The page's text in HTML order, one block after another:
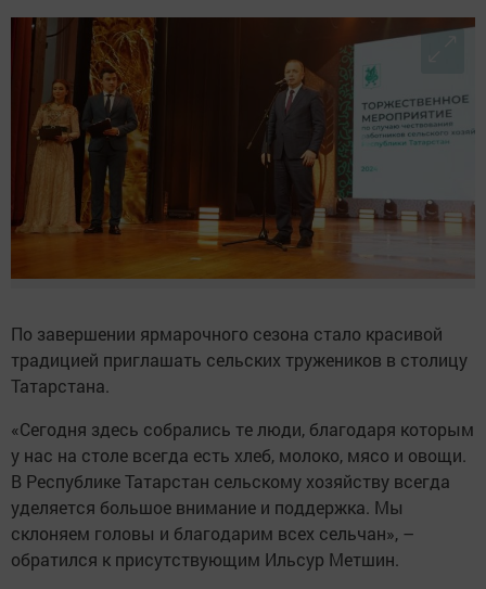
По завершении ярмарочного сезона стало красивой
традицией приглашать сельских тружеников в столицу
Татарстана.
«Сегодня здесь собрались те люди, благодаря которым
у нас на столе всегда есть хлеб, молоко, мясо и овощи.
В Республике Татарстан сельскому хозяйству всегда
уделяется большое внимание и поддержка. Мы
склоняем головы и благодарим всех сельчан», –
обратился к присутствующим Ильсур Метшин.